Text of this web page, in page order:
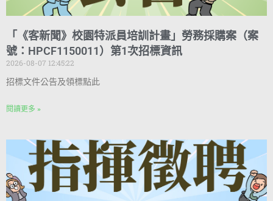
「《客新聞》校園特派員培訓計畫」勞務採購案（案
號：HPCF1150011）第1次招標資訊
2026-08-07 12:45:22
招標文件公告及領標點此
閱讀更多 »